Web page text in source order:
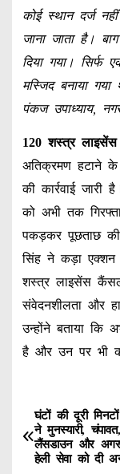
कोई स्थान दर्ज
जाना जाता है।
दिया गया। सिर्फ
मस्जिद बनाया
पंकज उपाध्याय,
120 शस्त्र
अतिक्रमण हटाने के
की कार्रवाई
को अभी तक
पकड़कर पूछताछ की
सिंह ने कड़ा एक्शन
शस्त्र लाइसेंस
संवेदनशीलता और
उन्होंने बताया कि
है और उन पर भी
P
o
घंटों की दूरी
ने मुनस्यारी,
लैंसडाउन और
हेली सेवा को दी